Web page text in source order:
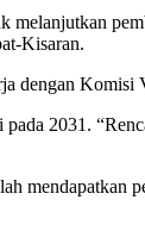
Kisaran.
dengan
2031.
mendapatkan